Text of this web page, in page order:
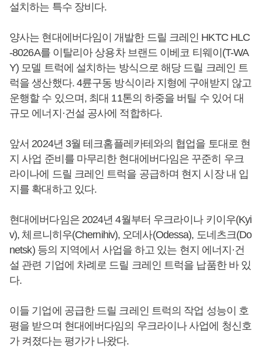
설치하는 특수 장비다.
양사는 현대에버다임이 개발한 드릴 크레인 HKTC HLC
-8026A를 이탈리아 상용차 브랜드 이베코 티웨이(T-WA
Y) 모델 트럭에 설치하는 방식으로 해당 드릴 크레인 트
럭을 생산했다. 4륜구동 방식이라 지형에 구애받지 않고
운행할 수 있으며, 최대 11톤의 하중을 버틸 수 있어 대
규모 에너지·건설 공사에 적합하다.
앞서 2024년 3월 테크홈플레카테와의 협업을 토대로 현
지 사업 준비를 마무리한 현대에버다임은 꾸준히 우크
라이나에 드릴 크레인 트럭을 공급하며 현지 시장 내 입
지를 확대하고 있다.
현대에버다임은 2024년 4월부터 우크라이나 키이우(Kyi
v), 체르니히우(Chernihiv), 오데사(Odessa), 도네츠크(Do
netsk) 등의 지역에서 사업을 하고 있는 현지 에너지·건
설 관련 기업에 차례로 드릴 크레인 트럭을 납품한 바 있
다.
이들 기업에 공급한 드릴 크레인 트럭의 작업 성능이 호
평을 받으며 현대에버다임의 우크라이나 사업에 청신호
가 켜졌다는 평가가 나왔다.